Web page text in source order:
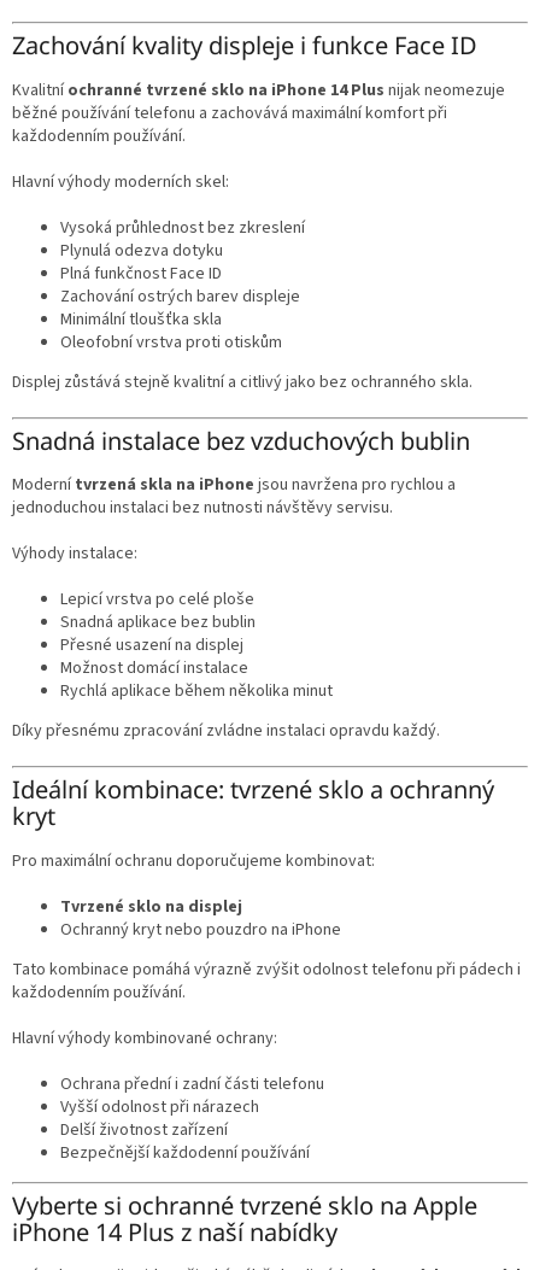
Zachování kvality displeje i funkce Face ID
Kvalitníochranné tvrzené sklo na iPhone 14 Plus nijak neomezuje
běžné používání telefonu a zachovává maximální komfort při
každodenním používání.
Hlavní výhody moderních skel:
Vysoká průhlednost bez zkreslení
Plynulá odezva dotyku
Plná funkčnost Face ID
Zachování ostrých barev displeje
Minimální tloušťka skla
Oleofobní vrstva proti otiskům
Displej zůstává stejně kvalitní a citlivý jako bez ochranného skla.
Snadná instalace bez vzduchových bublin
Modernítvrzená skla na iPhone jsou navržena pro rychlou a
jednoduchou instalaci bez nutnosti návštěvy servisu.
Výhody instalace:
Lepicí vrstva po celé ploše
Snadná aplikace bez bublin
Přesné usazení na displej
Možnost domácí instalace
Rychlá aplikace během několika minut
Díky přesnému zpracování zvládne instalaci opravdu každý.
Ideální kombinace: tvrzené sklo a ochranný
kryt
Pro maximální ochranu doporučujeme kombinovat:
Tvrzené sklo na displej
Ochranný kryt nebo pouzdro na iPhone
Tato kombinace pomáhá výrazně zvýšit odolnost telefonu při pádech i
každodenním používání.
Hlavní výhody kombinované ochrany:
Ochrana přední i zadní části telefonu
Vyšší odolnost při nárazech
Delší životnost zařízení
Bezpečnější každodenní používání
Vyberte si ochranné tvrzené sklo na Apple
iPhone 14 Plus z naší nabídky